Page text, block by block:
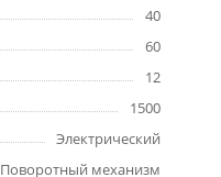
40
60
12
1500
Электрический
Поворотный механизм